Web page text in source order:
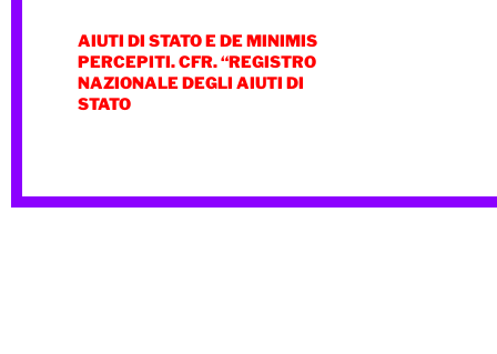
AIUTI DI STATO E DE MINIMIS
PERCEPITI. CFR. “REGISTRO
NAZIONALE DEGLI AIUTI DI
STATO